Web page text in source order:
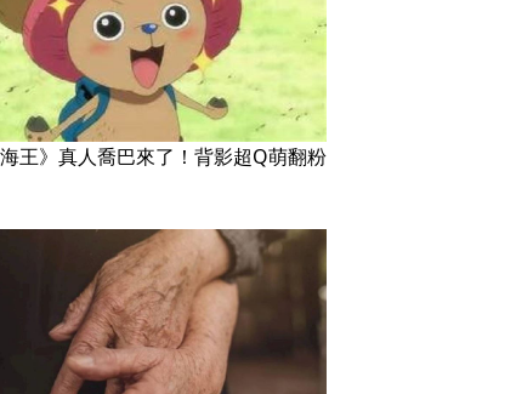
海王》真人喬巴來了！背影超Q萌翻粉